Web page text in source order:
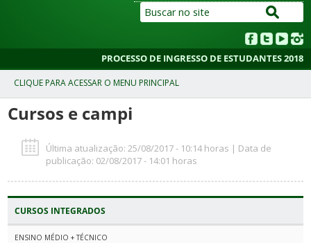
PROCESSO DE INGRESSO DE ESTUDANTES 2018
Cursos e campi
Última atualização: 25/08/2017 - 10:14 horas | Data de
publicação: 02/08/2017 - 14:01 horas
CURSOS INTEGRADOS
ENSINO MÉDIO + TÉCNICO